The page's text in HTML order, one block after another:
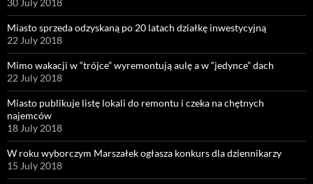
30 July 2018
Miasto sprzeda odzyskaną po 20 latach działkę inwestycyjną
22 July 2018
Mimo wakacji w “trójce” wyremontują aulę a w “jedynce” dach
22 July 2018
Miasto publikuje listę lokali do remontu i czeka na chętnych
najemców
18 July 2018
W roku wyborczym Marszałek ogłasza konkurs dla dziennikarzy
15 July 2018